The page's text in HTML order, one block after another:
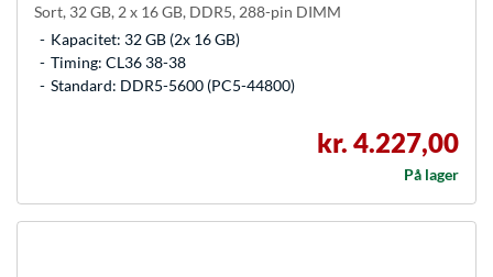
Sort, 32 GB, 2 x 16 GB, DDR5, 288-pin DIMM
Kapacitet: 32 GB (2x 16 GB)
Timing: CL36 38-38
Standard: DDR5-5600 (PC5-44800)
kr. 4.227,00
På lager